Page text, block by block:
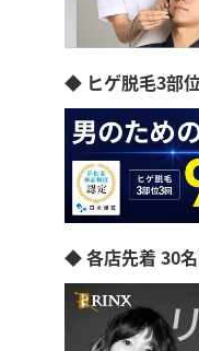
◆ ヒゲ脱毛3部
◆ 各店先着 30